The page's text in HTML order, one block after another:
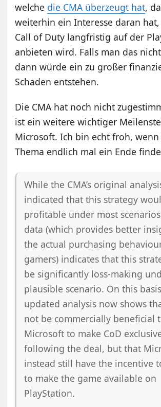
welche die CMA überzeugt hat,
weiterhin ein Interesse daran hat,
Call of Duty langfristig auf der
anbieten wird. Falls man das
dann würde ein zu großer
Schaden entstehen.
Die CMA hat noch nicht
ist ein weitere wichtiger
Microsoft. Ich bin echt froh, wenn
Thema endlich mal ein Ende
While the CMA’s original
indicated that this strategy
profitable under most
data (which provides better
the actual purchasing
gamers) indicates that this
be significantly loss-making
plausible scenario. On this
updated analysis now shows
not be commercially beneficial
Microsoft to make CoD
following the deal, but that
instead still have the incentive
to make the game available on
PlayStation.